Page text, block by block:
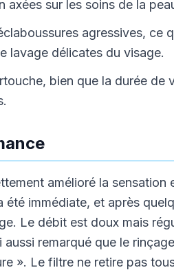
axées sur les soins de la
agressives, ce
lavage délicates du visage.
bien que la durée de
amélioré la sensation
immédiate, et après
Le débit est doux mais
remarqué que le
». Le filtre ne retire pas tous